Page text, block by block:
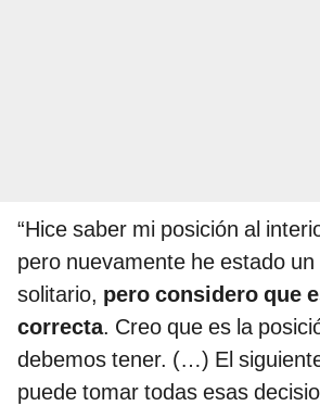
“Hice saber mi posición al
pero nuevamente he estado un
solitario, pero considero que
correcta. Creo que es la
debemos tener. (…) El
puede tomar todas esas